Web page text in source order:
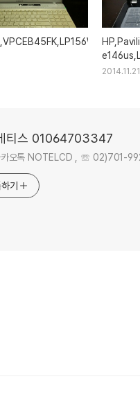
2014.11.21
티스 01064703347
카오톡 NOTELCD , ☏ 02)701-
기